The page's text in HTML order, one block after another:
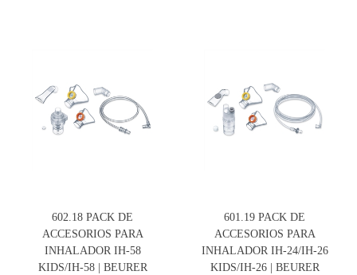
602.18 PACK DE
ACCESORIOS PARA
INHALADOR IH-58
KIDS/IH-58 | BEURER
601.19 PACK DE
ACCESORIOS PARA
INHALADOR IH-24/IH-26
KIDS/IH-26 | BEURER